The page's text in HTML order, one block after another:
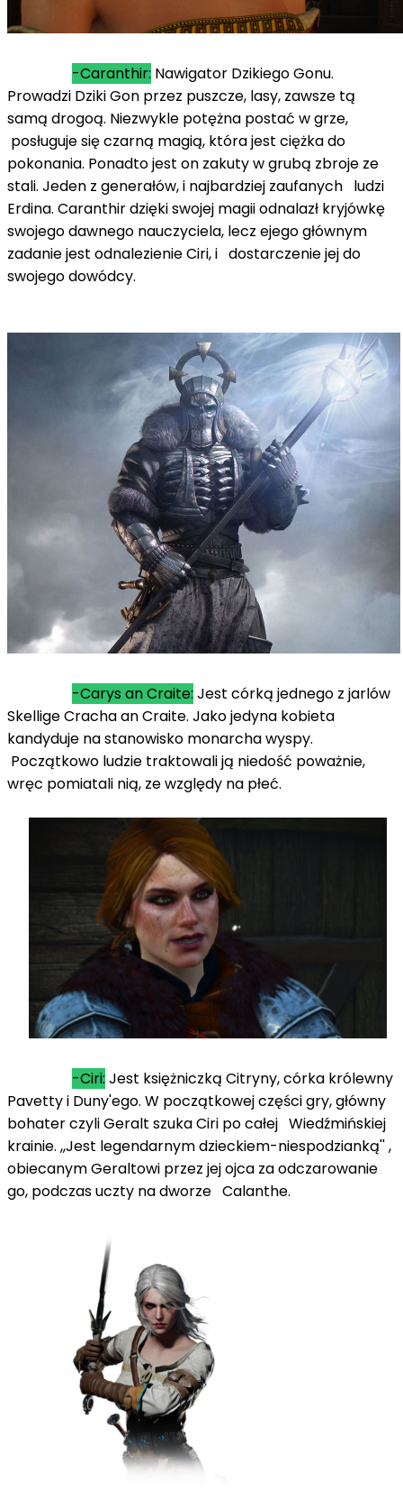
-Caranthir: Nawigator Dzikiego Gonu.
Prowadzi Dziki Gon przez puszcze, lasy, zawsze tą
samą drogoą. Niezwykle potężna postać w grze,
posługuje się czarną magią, która jest ciężka do
pokonania. Ponadto jest on zakuty w grubą zbroje ze
stali. Jeden z generałów, i najbardziej zaufanych ludzi
Erdina. Caranthir dzięki swojej magii odnalazł kryjówkę
swojego dawnego nauczyciela, lecz ejego głównym
zadanie jest odnalezienie Ciri, i dostarczenie jej do
swojego dowódcy.
-Carys an Craite: Jest córką jednego z jarlów
Skellige Cracha an Craite. Jako jedyna kobieta
kandyduje na stanowisko monarcha wyspy.
Początkowo ludzie traktowali ją niedość poważnie,
wręc pomiatali nią, ze względy na płeć.
-Ciri: Jest księżniczką Citryny, córka królewny
Pavetty i Duny'ego. W początkowej części gry, główny
bohater czyli Geralt szuka Ciri po całej Wiedźmińskiej
krainie. ,,Jest legendarnym dzieckiem-niespodzianką'' ,
obiecanym Geraltowi przez jej ojca za odczarowanie
go, podczas uczty na dworze Calanthe.